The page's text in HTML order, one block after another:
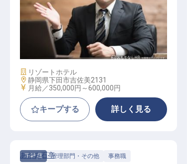
ホテルマネージャー候補
施設業態
リゾートホテル
勤務地
静岡県下田市吉佐美2131
給与
月給／350,000円～600,000円
キープする 詳しく見る
正社員 管理部門・その他 事務職
あたみ石亭